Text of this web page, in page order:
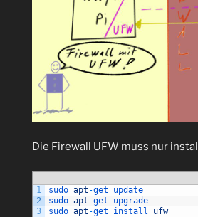
Die Firewall UFW muss nur
1
2
3
sudo apt -get update
sudo apt -get upgrade
sudo apt -get install ufw